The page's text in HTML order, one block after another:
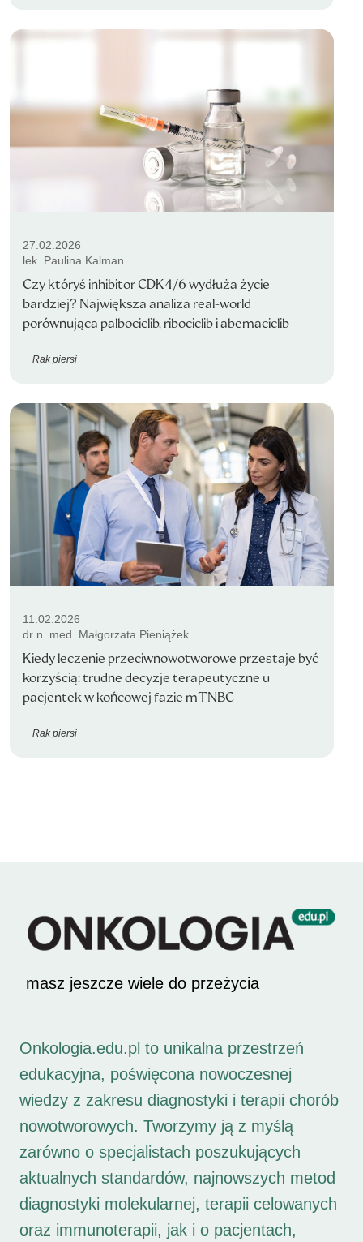
27.02.2026
lek. Paulina Kalman
Czy któryś inhibitor CDK4/6 wydłuża życie
bardziej? Największa analiza real-world
porównująca palbociclib, ribociclib i abemaciclib
Rak piersi
11.02.2026
dr n. med. Małgorzata Pieniążek
Kiedy leczenie przeciwnowotworowe przestaje być
korzyścią: trudne decyzje terapeutyczne u
pacjentek w końcowej fazie mTNBC
Rak piersi
masz jeszcze wiele do przeżycia
Onkologia.edu.pl to unikalna przestrzeń
edukacyjna, poświęcona nowoczesnej
wiedzy z zakresu diagnostyki i terapii chorób
nowotworowych. Tworzymy ją z myślą
zarówno o specjalistach poszukujących
aktualnych standardów, najnowszych metod
diagnostyki molekularnej, terapii celowanych
oraz immunoterapii, jak i o pacjentach,